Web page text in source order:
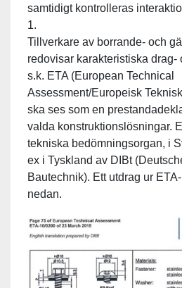
samtidigt kontrolleras
1.
Tillverkare av borrande- och
redovisar karakteristiska drag-
s.k. ETA (European Technical
Assessment/Europeisk
ska ses som en
valda konstruktionslösningar.
tekniska bedömningsorgan, i
ex i Tyskland av DIBt
Bautechnik). Ett utdrag ur
nedan.